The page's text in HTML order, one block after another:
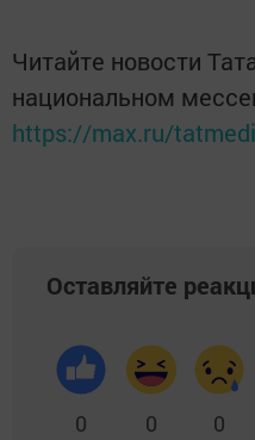
Читайте новости
национальном
https://max.ru/
Оставляйте
0 0 0